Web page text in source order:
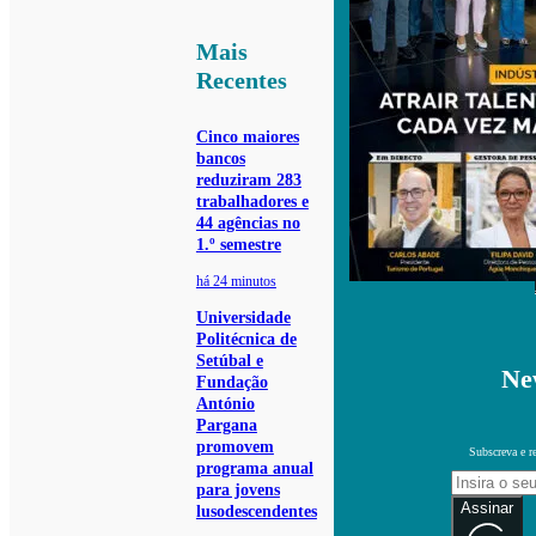
Mais
Recentes
Cinco maiores
bancos
reduziram 283
trabalhadores e
44 agências no
1.º semestre
há 24 minutos
Universidade
Politécnica de
Setúbal e
Fundação
António
Pargana
promovem
programa anual
para jovens
lusodescendentes
Subscreva e
Assinar